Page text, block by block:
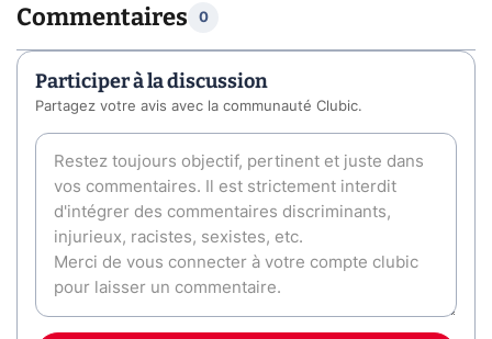
Commentaires 0
Participer à la discussion
Partagez votre avis avec la communauté Clubic.